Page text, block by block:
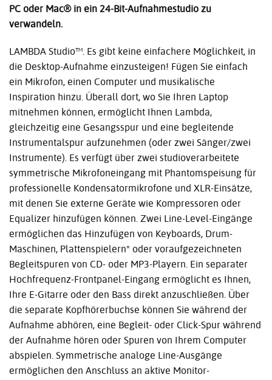
PC oder Mac® in ein 24-Bit-Aufnahmestudio zu
verwandeln.
LAMBDA Studio™. Es gibt keine einfachere Möglichkeit, in
die Desktop-Aufnahme einzusteigen! Fügen Sie einfach
ein Mikrofon, einen Computer und musikalische
Inspiration hinzu. Überall dort, wo Sie Ihren Laptop
mitnehmen können, ermöglicht Ihnen Lambda,
gleichzeitig eine Gesangsspur und eine begleitende
Instrumentalspur aufzunehmen (oder zwei Sänger/zwei
Instrumente). Es verfügt über zwei studioverarbeitete
symmetrische Mikrofoneingang mit Phantomspeisung für
professionelle Kondensatormikrofone und XLR-Einsätze,
mit denen Sie externe Geräte wie Kompressoren oder
Equalizer hinzufügen können. Zwei Line-Level-Eingänge
ermöglichen das Hinzufügen von Keyboards, Drum-
Maschinen, Plattenspielern* oder voraufgezeichneten
Begleitspuren von CD- oder MP3-Playern. Ein separater
Hochfrequenz-Frontpanel-Eingang ermöglicht es Ihnen,
Ihre E-Gitarre oder den Bass direkt anzuschließen. Über
die separate Kopfhörerbuchse können Sie während der
Aufnahme abhören, eine Begleit- oder Click-Spur während
der Aufnahme hören oder Spuren von Ihrem Computer
abspielen. Symmetrische analoge Line-Ausgänge
ermöglichen den Anschluss an aktive Monitor-